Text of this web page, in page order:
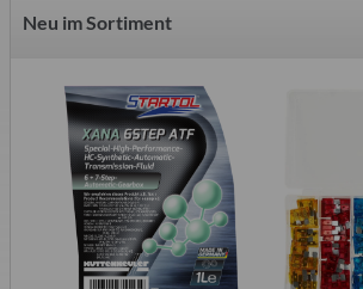
Neu im Sortiment